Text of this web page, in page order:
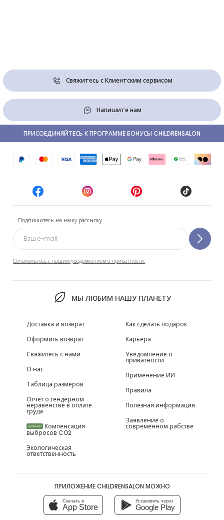
Свяжитесь с Клиентским сервисом
Напишите нам
Подпишитесь на нашу рассылку
Ознакомьтесь с нашим уведомлением о приватности.
МЫ ЛЮБИМ НАШУ ПЛАНЕТУ
ПРИСОЕДИНЯЙТЕСЬ К ПРОГРАММЕ БОНУСЫ CHILDRENSALON
Доставка и возврат
Оформить возврат
Свяжитесь с нами
О нас
Таблица размеров
Отчет о гендерном
неравенстве в оплате
труда
НОВИНКИ Компенсация
выбросов CO2
Экологическая
ответственность
Как сделать подарок
Карьера
Уведомление о
приватности
Применение ИИ
Правила
Полезная информация
Заявление о
современном рабстве
ПРИЛОЖЕНИЕ CHILDRENSALON МОЖНО
Скачать в
App Store
Установить через
Google Play